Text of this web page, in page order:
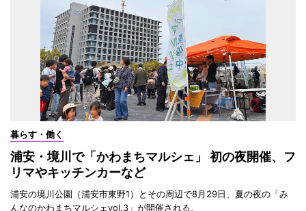
暮らす・働く
浦安・境川で「かわまちマルシェ」 初の夜開催、フ
リマやキッチンカーなど
浦安の境川公園（浦安市東野1）とその周辺で8月29日、夏の夜の「み
んなのかわまちマルシェvol.3」が開催される。